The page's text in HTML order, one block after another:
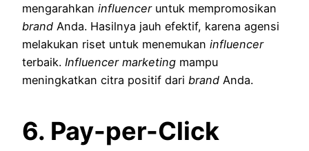
mengarahkan influencer untuk mempromosikan
brand Anda. Hasilnya jauh efektif, karena agensi
melakukan riset untuk menemukan influencer
terbaik. Influencer marketing mampu
meningkatkan citra positif dari brand Anda.
6. Pay-per-Click